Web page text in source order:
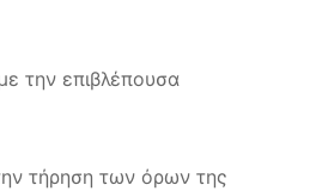
την επιβλέπουσα
τήρηση των όρων της